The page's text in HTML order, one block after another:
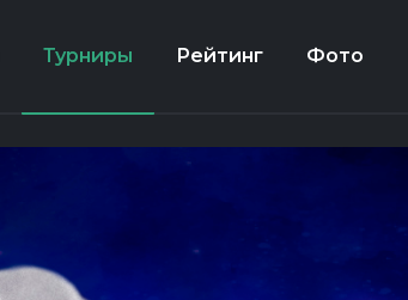
Турниры Рейтинг Фото